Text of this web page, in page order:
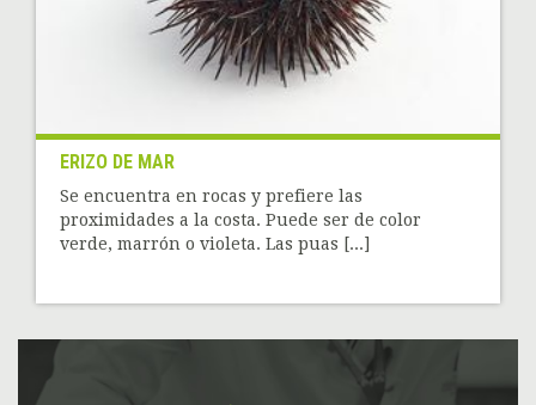
ERIZO DE MAR
Se encuentra en rocas y prefiere las
proximidades a la costa. Puede ser de color
verde, marrón o violeta. Las puas [...]